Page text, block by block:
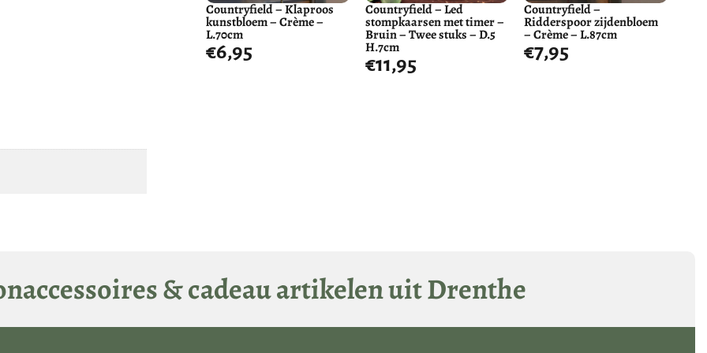
lengte eenvoudig aan op
Countryfield – Klaproos
kunstbloem – Crème –
L.70cm
€6,95
Countryfield – Led
stompkaarsen met timer –
Bruin – Twee stuks – D.5
H.7cm
€11,95
Countryfield –
Ridderspoor zijdenbloem
– Crème – L.87cm
€7,95
& cadeau artikelen uit Drenthe